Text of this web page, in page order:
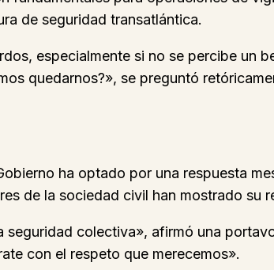
de seguridad transatlántica.
especialmente si no se percibe un
quedarnos?», se preguntó
ha optado por una respuesta
de la sociedad civil han mostrado su
seguridad colectiva», afirmó una
con el respeto que merecemos».